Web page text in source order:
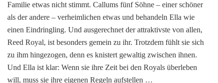
Familie etwas nicht stimmt. Callums fünf Söhne – einer schöner
als der andere – verheimlichen etwas und behandeln Ella wie
einen Eindringling. Und ausgerechnet der attraktivste von allen,
Reed Royal, ist besonders gemein zu ihr. Trotzdem fühlt sie sich
zu ihm hingezogen, denn es knistert gewaltig zwischen ihnen.
Und Ella ist klar: Wenn sie ihre Zeit bei den Royals überleben
will, muss sie ihre eigenen Regeln aufstellen …